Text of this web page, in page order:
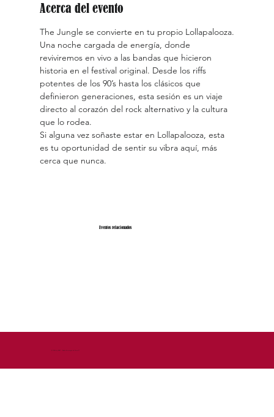
Eventos relacionados
Acerca del evento
The Jungle se convierte en tu propio Lollapalooza.
Una noche cargada de energía, donde
reviviremos en vivo a las bandas que hicieron
historia en el festival original. Desde los riffs
potentes de los 90’s hasta los clásicos que
definieron generaciones, esta sesión es un viaje
directo al corazón del rock alternativo y la cultura
que lo rodea.
Si alguna vez soñaste estar en Lollapalooza, esta
es tu oportunidad de sentir su vibra aquí, más
cerca que nunca.
© 2026 by DEM - Diseño Estrategico de Marca™